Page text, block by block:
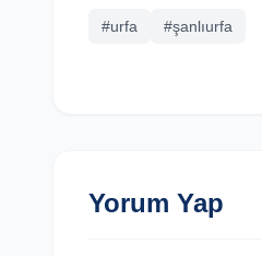
#urfa #şanlıurfa
Yorum Yap